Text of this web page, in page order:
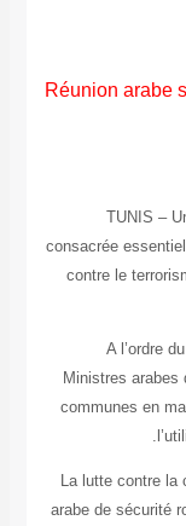
Réunion arabe
TUNIS –
consacrée
contre le
A l’ordre
Ministres arabes
communes en
La lutte contre la
arabe de sécurité